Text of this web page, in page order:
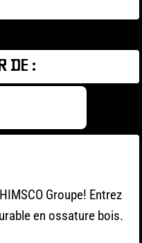
DE :
Groupe! Entrez
en ossature bois.